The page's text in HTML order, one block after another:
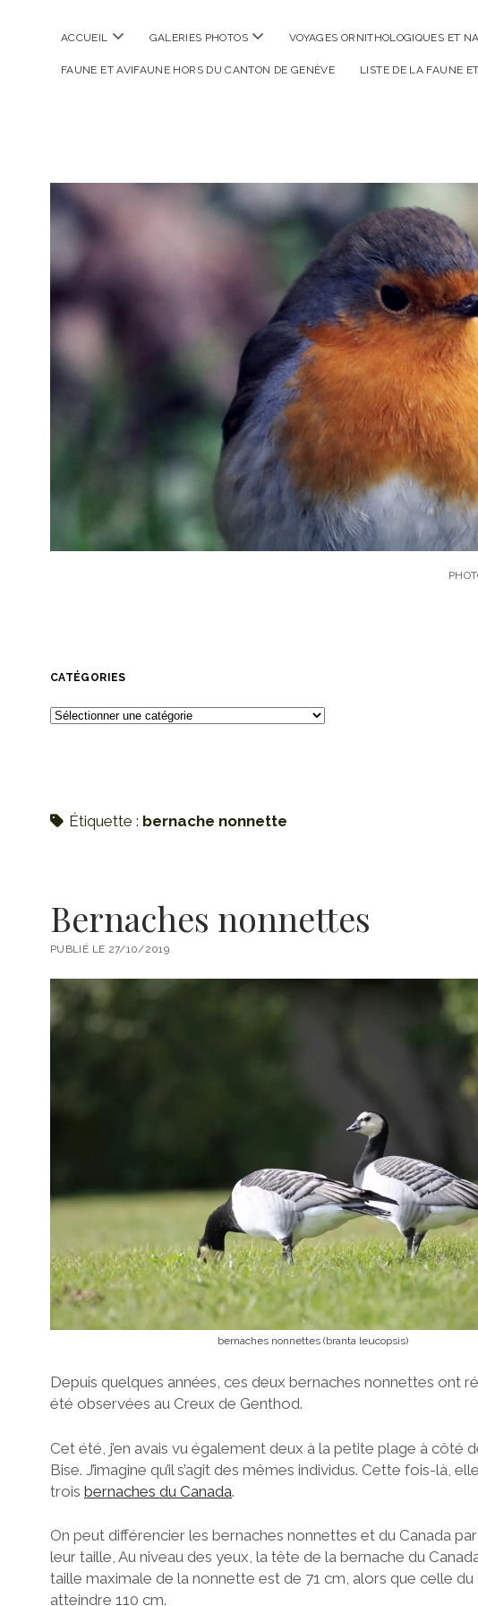
ACCUEIL ouvrir
GALERIES PHOTOS ouvrir
VOYAGES ORNITHOLOGIQUES ET
FAUNE ET AVIFAUNE HORS DU CANTON DE GENÈVE LISTE DE LA FAUNE
La
Photographe
Verte
CATÉGORIES
Catégories
Étiquette : bernache nonnette
Bernaches nonnettes
PUBLIÉ LE 27/10/2019
bernaches nonnettes (branta leucopsis)
Depuis quelques années, ces deux bernaches nonnettes ont
été observées au Creux de Genthod.
Cet été, j’en avais vu également deux à la petite plage à côté
Bise. J’imagine qu’il s’agit des mêmes individus. Cette fois-là,
trois bernaches du Canada.
On peut différencier les bernaches nonnettes et du Canada
leur taille, Au niveau des yeux, la tête de la bernache du
taille maximale de la nonnette est de 71 cm, alors que celle du
atteindre 110 cm.